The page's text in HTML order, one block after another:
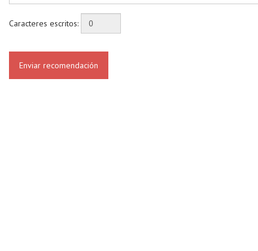
Caracteres escritos:
Enviar recomendación